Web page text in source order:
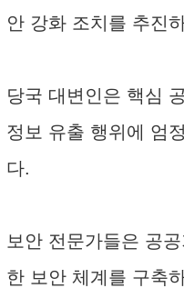
안 강화 조치를 추진
당국 대변인은 핵심
정보 유출 행위에 엄
다.
보안 전문가들은 공
한 보안 체계를 구축